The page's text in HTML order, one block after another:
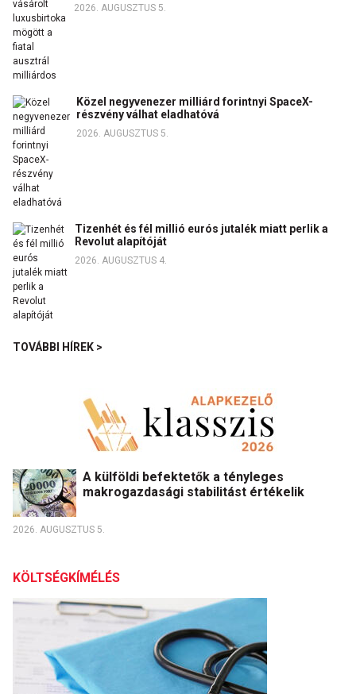
2026. AUGUSZTUS 5.
Közel negyvenezer milliárd forintnyi SpaceX-
részvény válhat eladhatóvá
2026. AUGUSZTUS 5.
Tizenhét és fél millió eurós jutalék miatt perlik a
Revolut alapítóját
2026. AUGUSZTUS 4.
TOVÁBBI HÍREK >
A külföldi befektetők a tényleges
makrogazdasági stabilitást értékelik
2026. AUGUSZTUS 5.
KÖLTSÉGKÍMÉLÉS